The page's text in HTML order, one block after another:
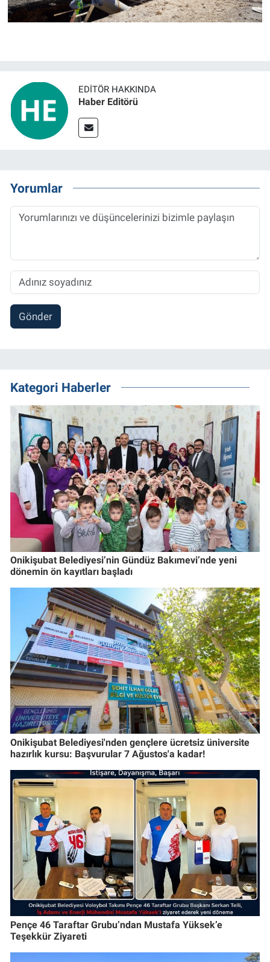
EDITÖR HAKKINDA
Haber Editörü
Yorumlar
Gönder
Kategori Haberler
Onikişubat Belediyesi’nin Gündüz Bakımevi’nde yeni
dönemin ön kayıtları başladı
Onikişubat Belediyesi'nden gençlere ücretsiz üniversite
hazırlık kursu: Başvurular 7 Ağustos'a kadar!
Pençe 46 Taraftar Grubu’ndan Mustafa Yüksek’e
Teşekkür Ziyareti